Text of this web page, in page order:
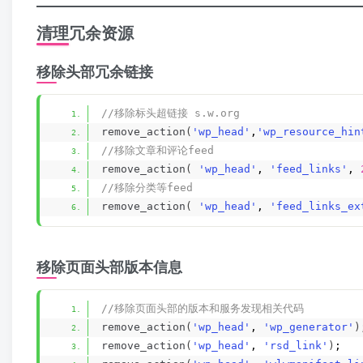
清理冗余资源
移除头部冗余链接
//移除标头超链接 s.w.org
remove_action ( 'wp_head' ,
//移除文章和评论feed
remove_action ( 'wp_head' , 'feed_links' ,
//移除分类等feed
remove_action ( 'wp_head' ,
移除页面头部版本信息
//移除页面头部的版本和服务发现相关代码
remove_action ( 'wp_head' , 'wp_generator' )
remove_action ( 'wp_head' , 'rsd_link' ) ;